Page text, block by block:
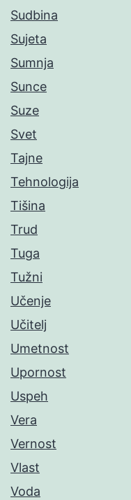
Sudbina
Sujeta
Sumnja
Sunce
Suze
Svet
Tajne
Tehnologija
Tišina
Trud
Tuga
Tužni
Učenje
Učitelj
Umetnost
Upornost
Uspeh
Vera
Vernost
Vlast
Voda